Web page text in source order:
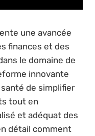
une avancée
finances et des
le domaine de
innovante
de simplifier
tout en
et adéquat des
détail comment